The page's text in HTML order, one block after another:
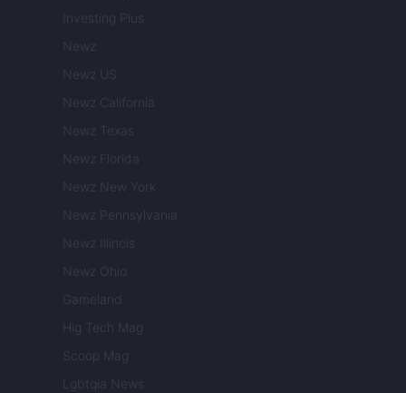
Investing Plus
Newz
Newz US
Newz California
Newz Texas
Newz Florida
Newz New York
Newz Pennsylvania
Newz Illinois
Newz Ohio
Gameland
Hig Tech Mag
Scoop Mag
Lgbtqia News